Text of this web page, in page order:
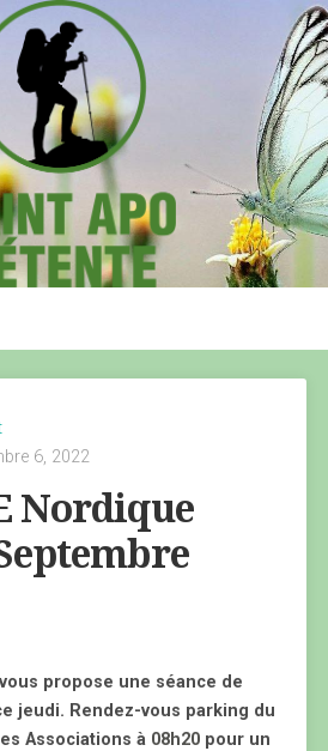
6, 2022
Nordique
propose une séance de
jeudi. Rendez-vous parking du
Associations à08h20pour un